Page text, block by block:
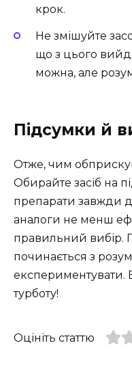
крок.
Не змішуйте
що з цього
можна, але
Підсумки й
Отже, чим
Обирайте засіб на
препарати завжди
аналоги не менш
правильний вибір.
починається з
експериментувати.
турботу!
Оцініть статтю